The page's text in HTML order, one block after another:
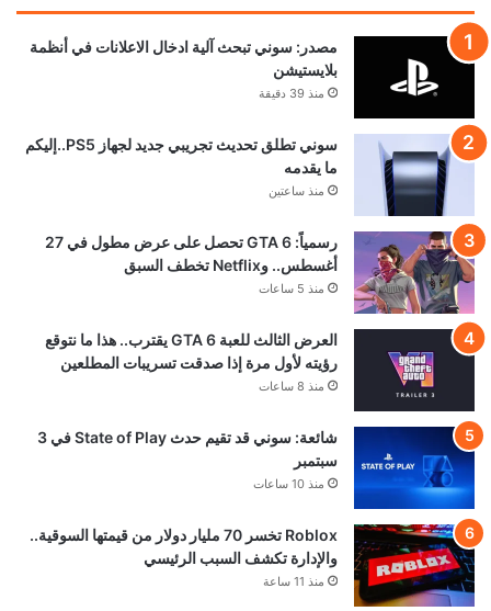
مصدر: سوني تبحث آلية ادخال الاعلانات في أنظمة
بلايستيشن
منذ 39 دقيقة
سوني تطلق تحديث تجريبي جديد لجهاز PS5..إليكم
ما يقدمه
منذ ساعتين
رسمياً: GTA 6 تحصل على عرض مطول في 27
أغسطس.. وNetflix تخطف السبق
منذ 5 ساعات
العرض الثالث للعبة GTA 6 يقترب.. هذا ما نتوقع
رؤيته لأول مرة إذا صدقت تسريبات المطلعين
منذ 8 ساعات
شائعة: سوني قد تقيم حدث State of Play في 3
سبتمبر
منذ 10 ساعات
Roblox تخسر 70 مليار دولار من قيمتها السوقية..
والإدارة تكشف السبب الرئيسي
منذ 11 ساعة